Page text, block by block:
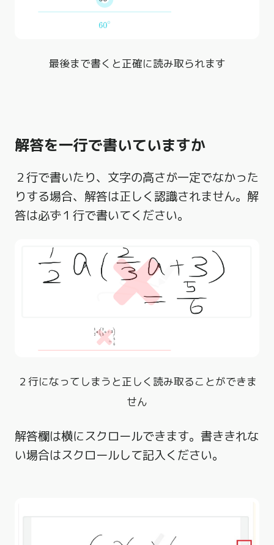
最後まで書くと正確に読み取られます
解答を一行で書いていますか
２行で書いたり、文字の高さが一定で​​なかった
りする場合、解答は正しく認識されません。解
答は必ず１行で書いてください。
２行になってしまうと正しく読み取ることができま
せん
解答欄は横にスクロールできます。書ききれな
い場合はスクロールして記入ください。